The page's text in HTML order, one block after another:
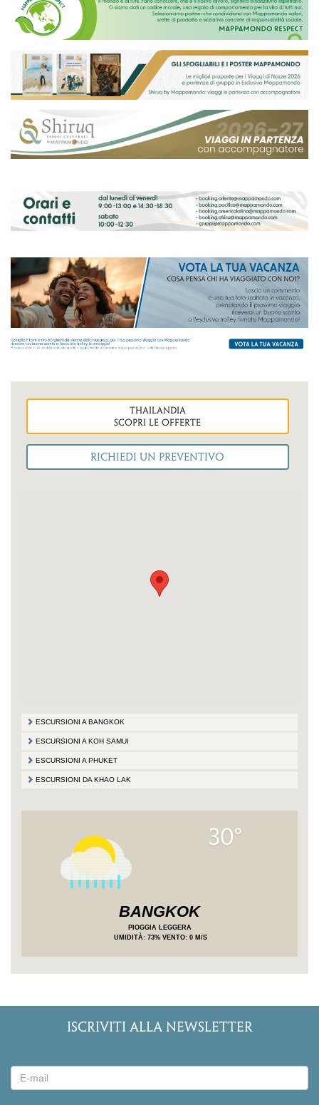
thailandia
Scopri le OFFERTE
30°
BANGKOK
PIOGGIA LEGGERA
UMIDITÀ: 73% VENTO: 0 M/S
ISCRIVITI ALLA NEWSLETTER